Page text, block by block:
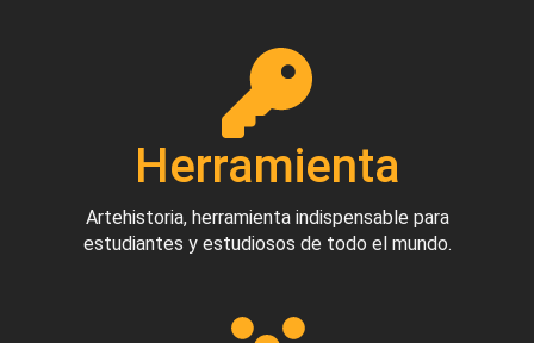
Herramienta
Artehistoria, herramienta indispensable para
estudiantes y estudiosos de todo el mundo.